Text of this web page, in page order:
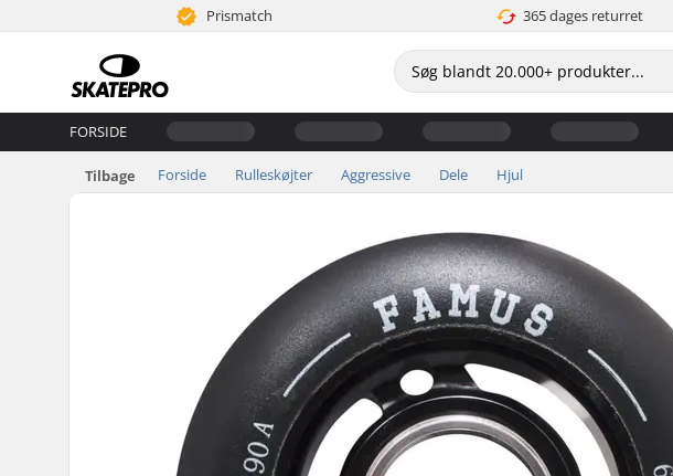
Prismatch 365 dages returret
FORSIDE
Tilbage Forside Rulleskøjter Aggressive Dele Hjul